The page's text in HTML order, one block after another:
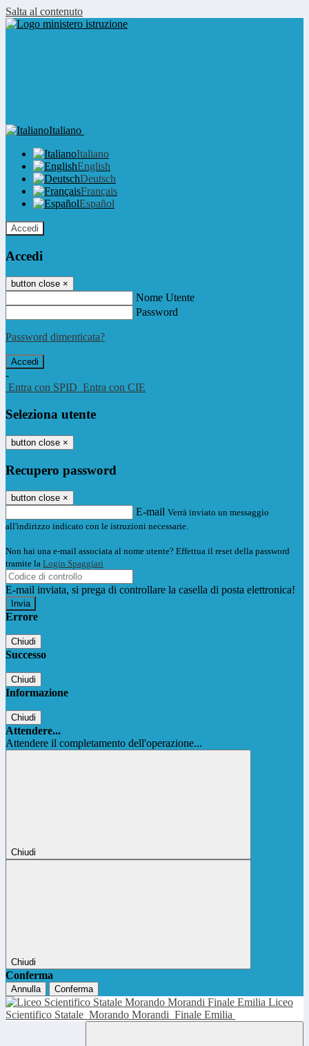
Salta al contenuto
Italiano
Italiano
English
Deutsch
Français
Español
Accedi
Accedi
button close ×
Nome Utente
Password
Password dimenticata?
-
Entra con SPID Entra con CIE
Seleziona utente
button close ×
Recupero password
button close ×
E-mail Verrà inviato un messaggio
all'indirizzo indicato con le istruzioni necessarie.
Non hai una e-mail associata al nome utente? Effettua il reset della password
tramite la Login Spaggiari
E-mail inviata, si prega di controllare la casella di posta elettronica!
Errore
Chiudi
Successo
Chiudi
Informazione
Chiudi
Attendere...
Attendere il completamento dell'operazione...
Chiudi
Chiudi
Conferma
Annulla Conferma
Liceo
Scientifico Statale Morando Morandi Finale Emilia